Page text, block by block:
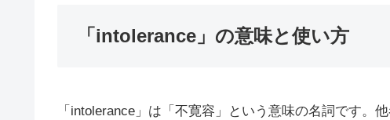
「intolerance」の意味と使い方
「intolerance」は「不寛容」という意味の名詞です。